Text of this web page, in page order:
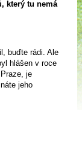
který tu nemá
buďte rádi. Ale
hlášen v roce
je
jeho